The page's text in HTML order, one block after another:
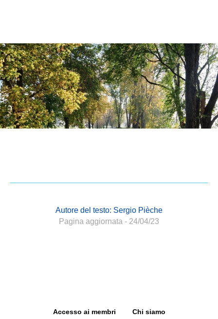
Autore del testo: Sergio Pièche
Pagina aggiornata - 24/04/23
Accesso ai membri Chi siamo